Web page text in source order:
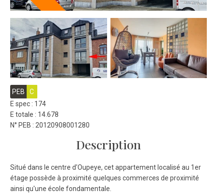
PEB
C
E spec : 174
E totale : 14.678
N° PEB : 20120908001280
Description
Situé dans le centre d'Oupeye, cet appartement localisé au 1er
étage possède à proximité quelques commerces de proximité
ainsi qu'une école fondamentale.